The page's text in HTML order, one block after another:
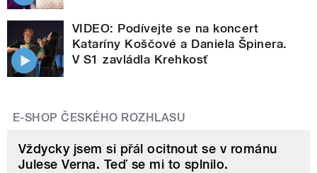
VIDEO: Podívejte se na koncert
Kataríny Koščové a Daniela Špinera.
V S1 zavládla Krehkosť
E-SHOP ČESKÉHO ROZHLASU
Vždycky jsem si přál ocitnout se v románu
Julese Verna. Teď se mi to splnilo.